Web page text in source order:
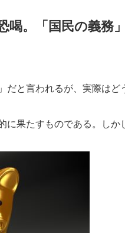
喝。「国民の義務
だと言われるが、実際はど
に果たすものである。しか